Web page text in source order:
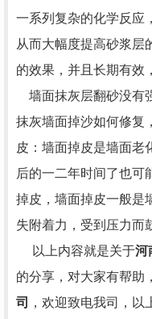
一系列复杂的化学反应
从而大幅度提高砂浆层
的效果，并且长期有效
墙面抹灰层翻砂没有
抹灰墙面掉沙如何修复
皮：墙面掉皮是墙面老
后的一二年时间了也可
掉皮，墙面掉皮一般是
失附着力，受到压力而
以上内容就是关于河
的分享，对大家有帮助
司
，欢迎致电我司，